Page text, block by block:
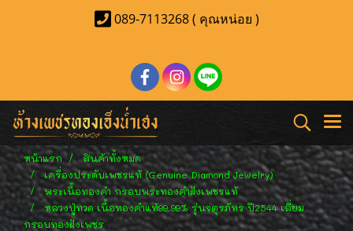
089-7113268 ( คุณหน่อย )
หน้าแรก
สินค้าทั้งหมด
เครื่องประดับเพชรแท้ (Genuine Diamond Jewelry)
พระเนื้อทองคำ กรอบพระทองคำฝังเพชรแท้
หลวงปู่ทวด เนื้อทองคำแท้99.99% รุ่นจตุรภัทร ปี2544 เลี่ยม
กรอบทองฝังเพชร